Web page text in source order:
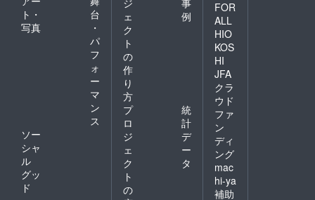
ト・
写真
台
・
パ
フ
ォ
ー
マ
ン
ス
ソー
シャ
ル
グッ
ド
ェ
ク
ト
の
作
り
方
例
プ
ロ
ジ
ェ
ク
ト
の
統
計
デ
ー
タ
FOR
ALL
HIO
KOS
HI
JFA
クラ
ウド
ファ
ン
ディ
ング
mac
hi-ya
補助